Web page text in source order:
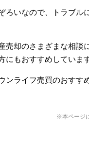
ろいなので、トラブル
売却のさまざまな相
にもおすすめしています
ンライフ売買のおす
※本ページ